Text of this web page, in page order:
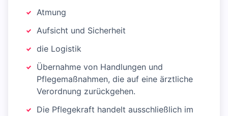
Atmung
Aufsicht und Sicherheit
die Logistik
Übernahme von Handlungen und
Pflegemaßnahmen, die auf eine ärztliche
Verordnung zurückgehen.
Die Pflegekraft handelt ausschließlich im